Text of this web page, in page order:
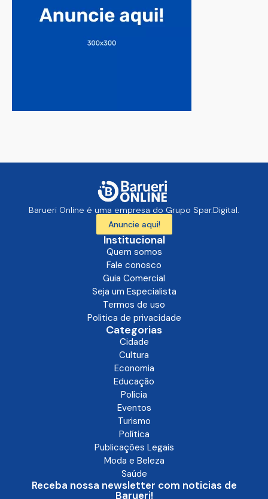
Barueri Online é uma empresa do Grupo Spar.Digital.
Anuncie aqui!
Institucional
Quem somos
Fale conosco
Guia Comercial
Seja um Especialista
Termos de uso
Politica de privacidade
Categorias
Cidade
Cultura
Economia
Educação
Polícia
Eventos
Turismo
Política
Publicações Legais
Moda e Beleza
Saúde
Receba nossa newsletter com noticias de
Barueri!